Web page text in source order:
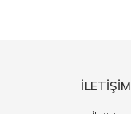
İLETİŞİM